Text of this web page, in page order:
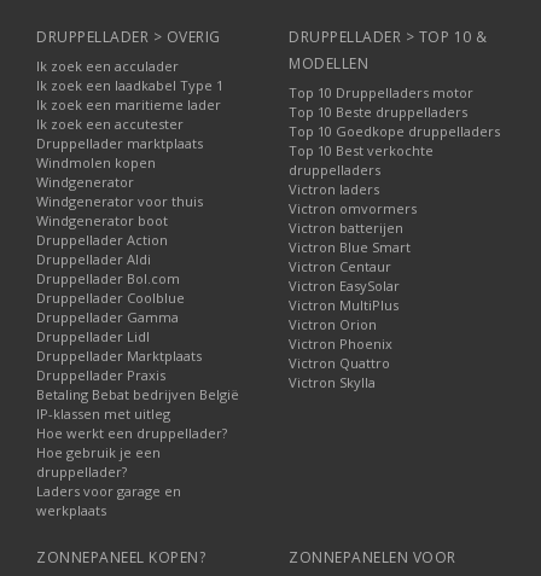
DRUPPELLADER > OVERIG
Ik zoek een acculader
Ik zoek een laadkabel Type 1
Ik zoek een maritieme lader
Ik zoek een accutester
Druppellader marktplaats
Windmolen kopen
Windgenerator
Windgenerator voor thuis
Windgenerator boot
Druppellader Action
Druppellader Aldi
Druppellader Bol.com
Druppellader Coolblue
Druppellader Gamma
Druppellader Lidl
Druppellader Marktplaats
Druppellader Praxis
Betaling Bebat bedrijven België
IP-klassen met uitleg
Hoe werkt een druppellader?
Hoe gebruik je een
druppellader?
Laders voor garage en
werkplaats
DRUPPELLADER > TOP 10 &
MODELLEN
Top 10 Druppelladers motor
Top 10 Beste druppelladers
Top 10 Goedkope druppelladers
Top 10 Best verkochte
druppelladers
Victron laders
Victron omvormers
Victron batterijen
Victron Blue Smart
Victron Centaur
Victron EasySolar
Victron MultiPlus
Victron Orion
Victron Phoenix
Victron Quattro
Victron Skylla
ZONNEPANEEL KOPEN? ZONNEPANELEN VOOR